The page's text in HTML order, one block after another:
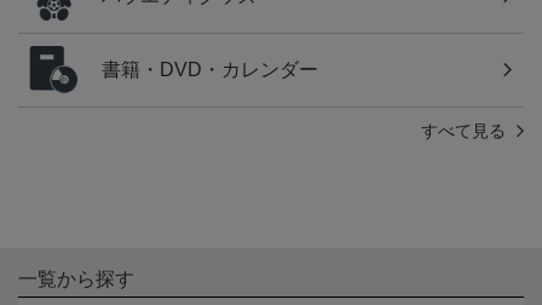
書籍・DVD・カレンダー
すべて見る
一覧から探す